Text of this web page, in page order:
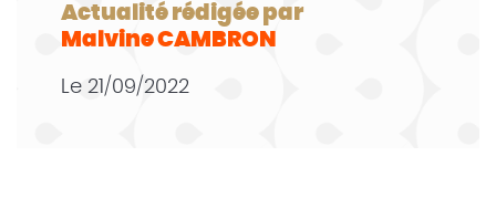
Actualité rédigée par
Malvine CAMBRON
Le 21/09/2022